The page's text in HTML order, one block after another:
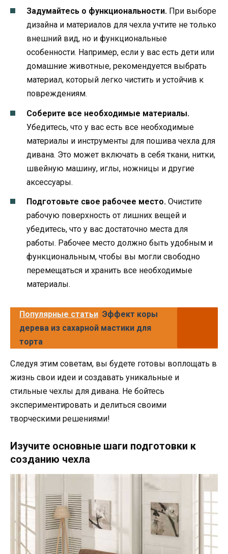
Задумайтесь о функциональности. При выборе
дизайна и материалов для чехла учтите не только
внешний вид, но и функциональные
особенности. Например, если у вас есть дети или
домашние животные, рекомендуется выбрать
материал, который легко чистить и устойчив к
повреждениям.
Соберите все необходимые материалы.
Убедитесь, что у вас есть все необходимые
материалы и инструменты для пошива чехла для
дивана. Это может включать в себя ткани, нитки,
швейную машину, иглы, ножницы и другие
аксессуары.
Подготовьте свое рабочее место. Очистите
рабочую поверхность от лишних вещей и
убедитесь, что у вас достаточно места для
работы. Рабочее место должно быть удобным и
функциональным, чтобы вы могли свободно
перемещаться и хранить все необходимые
материалы.
Популярные статьи Эффект коры
дерева из сахарной мастики для
торта
Следуя этим советам, вы будете готовы воплощать в
жизнь свои идеи и создавать уникальные и
стильные чехлы для дивана. Не бойтесь
экспериментировать и делиться своими
творческими решениями!
Изучите основные шаги подготовки к
созданию чехла